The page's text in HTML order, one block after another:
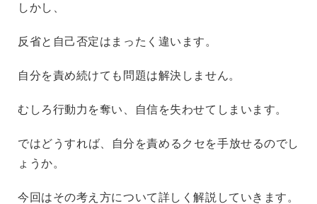
しかし、
反省と自己否定はまったく違います。
自分を責め続けても問題は解決しません。
むしろ行動力を奪い、自信を失わせてしまいます。
ではどうすれば、自分を責めるクセを手放せるのでし
ょうか。
今回はその考え方について詳しく解説していきます。